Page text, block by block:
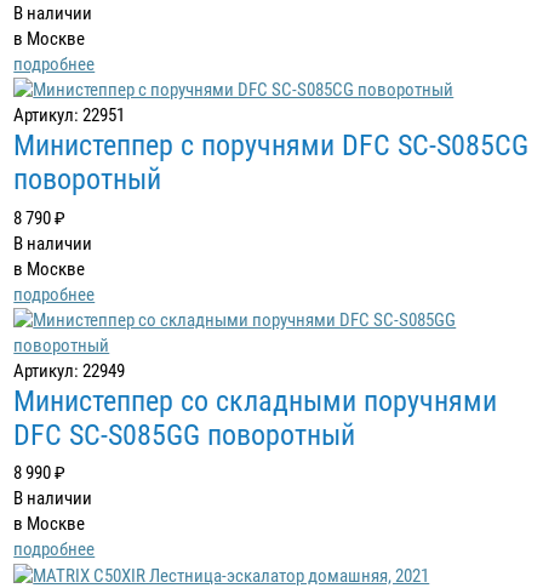
В наличии
в Москве
подробнее
Артикул: 22951
Министеппер с поручнями DFC SC-S085CG
поворотный
8 790 ₽
В наличии
в Москве
подробнее
Артикул: 22949
Министеппер со складными поручнями
DFC SC-S085GG поворотный
8 990 ₽
В наличии
в Москве
подробнее